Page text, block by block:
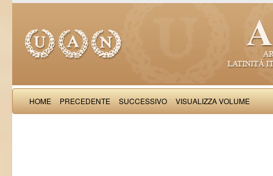
HOME PRECEDENTE SUCCESSIVO VISUALIZZA VOLUME